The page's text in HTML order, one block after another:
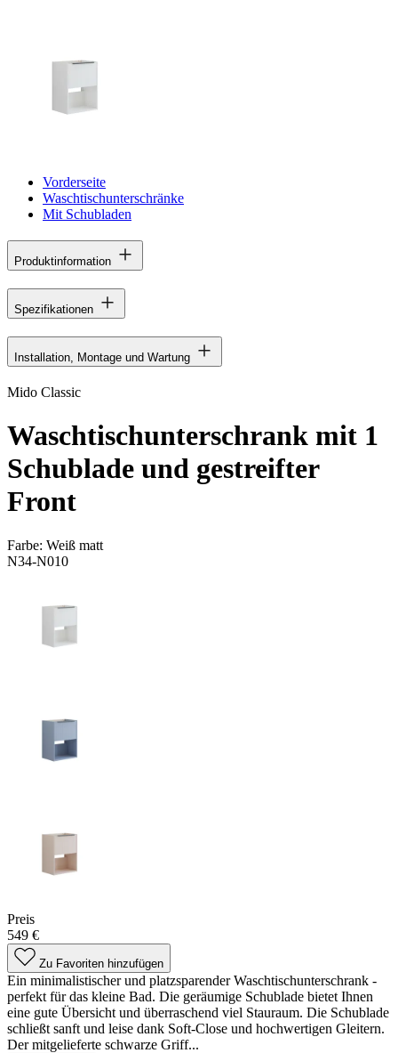
Vorderseite
Waschtischunterschränke
Mit Schubladen
Produktinformation
Spezifikationen
Installation, Montage und Wartung
Mido Classic
Waschtischunterschrank mit 1
Schublade und gestreifter
Front
Farbe: Weiß matt
N34-N010
Preis
549 €
Zu Favoriten hinzufügen
Ein minimalistischer und platzsparender Waschtischunterschrank -
perfekt für das kleine Bad. Die geräumige Schublade bietet Ihnen
eine gute Übersicht und überraschend viel Stauraum. Die Schublade
schließt sanft und leise dank Soft-Close und hochwertigen Gleitern.
Der mitgelieferte schwarze Griff...